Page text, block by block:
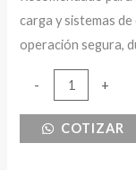
carga y sistemas
operación segura,
-
BLOQUE
ROJO
+
COTIZAR